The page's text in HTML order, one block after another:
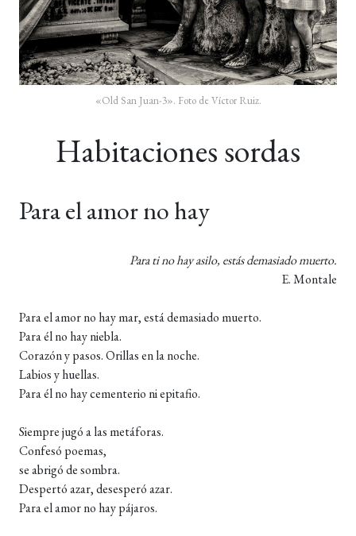
«Old San Juan-3». Foto de Víctor Ruiz.
Habitaciones sordas
Para el amor no hay
Para ti no hay asilo, estás demasiado muerto.
E. Montale
Para el amor no hay mar, está demasiado muerto.
Para él no hay niebla.
Corazón y pasos. Orillas en la noche.
Labios y huellas.
Para él no hay cementerio ni epitafio.
Siempre jugó a las metáforas.
Confesó poemas,
se abrigó de sombra.
Despertó azar, desesperó azar.
Para el amor no hay pájaros.